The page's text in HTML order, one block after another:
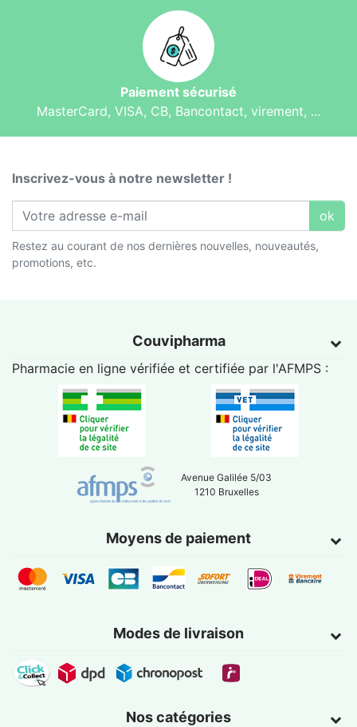
Paiement sécurisé
MasterCard, VISA, CB, Bancontact, virement, ...
Inscrivez-vous à notre newsletter !
ok
Restez au courant de nos dernières nouvelles, nouveautés,
promotions, etc.
Couvipharma
Pharmacie en ligne vérifiée et certifiée par l'AFMPS :
Avenue Galilée 5/03
1210 Bruxelles
Moyens de paiement
Modes de livraison
Nos catégories